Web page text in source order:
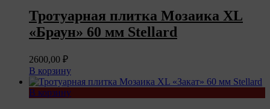
Тротуарная плитка Мозаика XL
«Браун» 60 мм Stellard
2600,00 ₽
В корзину
В корзину